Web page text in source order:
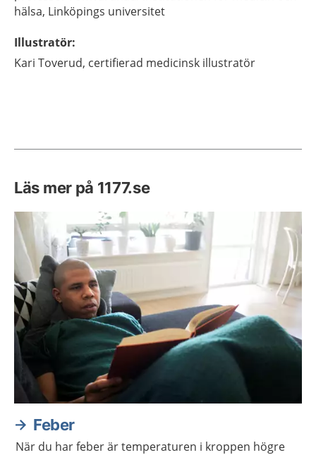
hälsa, Linköpings universitet
Illustratör:
Kari Toverud, certifierad medicinsk illustratör
Läs mer på 1177.se
Feber
När du har feber är temperaturen i kroppen högre